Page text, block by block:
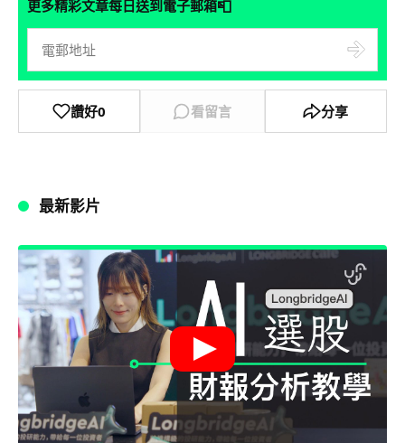
更多精彩文章每日送到電子郵箱📮
讚好0 看留言 分享
最新影片